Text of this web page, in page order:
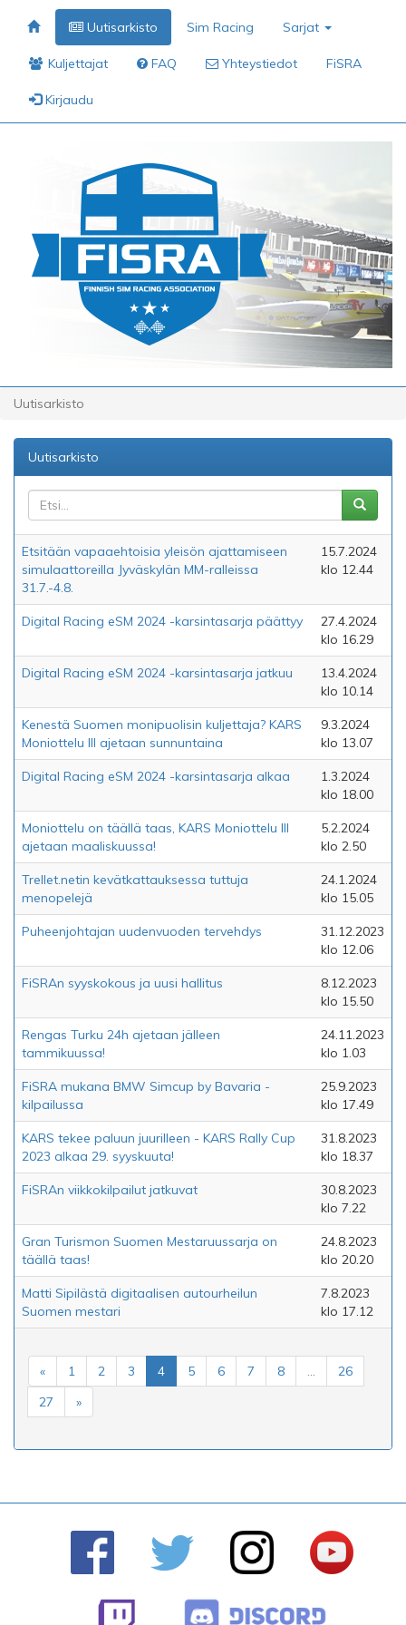
Uutisarkisto Sim Racing Sarjat
Kuljettajat FAQ Yhteystiedot FiSRA
Kirjaudu
Uutisarkisto
Uutisarkisto
Etsitään vapaaehtoisia yleisön ajattamiseen
simulaattoreilla Jyväskylän MM-ralleissa
31.7.-4.8.
15.7.2024
klo 12.44
Digital Racing eSM 2024 -karsintasarja päättyy
27.4.2024
klo 16.29
Digital Racing eSM 2024 -karsintasarja jatkuu
13.4.2024
klo 10.14
Kenestä Suomen monipuolisin kuljettaja? KARS
Moniottelu III ajetaan sunnuntaina
9.3.2024
klo 13.07
Digital Racing eSM 2024 -karsintasarja alkaa
1.3.2024
klo 18.00
Moniottelu on täällä taas, KARS Moniottelu III
ajetaan maaliskuussa!
5.2.2024
klo 2.50
Trellet.netin kevätkattauksessa tuttuja
menopelejä
24.1.2024
klo 15.05
Puheenjohtajan uudenvuoden tervehdys
31.12.2023
klo 12.06
FiSRAn syyskokous ja uusi hallitus
8.12.2023
klo 15.50
Rengas Turku 24h ajetaan jälleen
tammikuussa!
24.11.2023
klo 1.03
FiSRA mukana BMW Simcup by Bavaria -
kilpailussa
25.9.2023
klo 17.49
KARS tekee paluun juurilleen - KARS Rally Cup
2023 alkaa 29. syyskuuta!
31.8.2023
klo 18.37
FiSRAn viikkokilpailut jatkuvat
30.8.2023
klo 7.22
Gran Turismon Suomen Mestaruussarja on
täällä taas!
24.8.2023
klo 20.20
Matti Sipilästä digitaalisen autourheilun
Suomen mestari
7.8.2023
klo 17.12
« 1 2 3 4 5 6 7 8 ...
26
27
»